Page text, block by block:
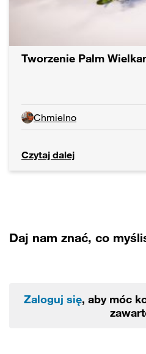
Tworzenie Palm
Chmielno
Czytaj dalej
Daj nam znać, co
Zaloguj się, aby móc